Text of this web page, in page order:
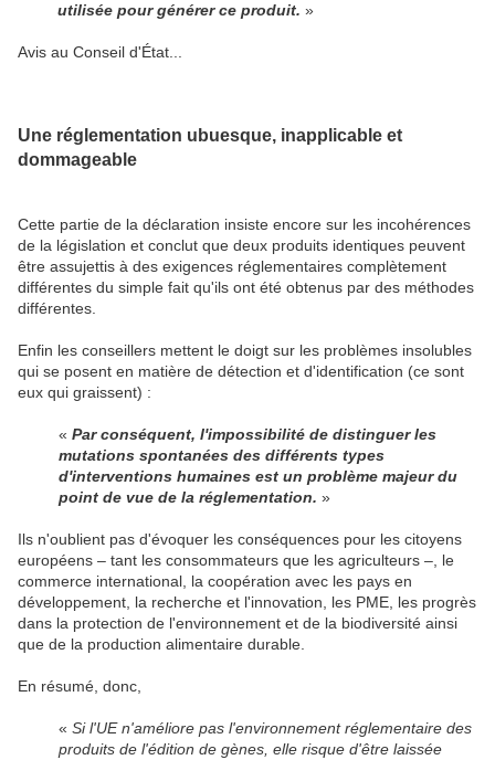
utilisée pour générer ce produit. »
Avis au Conseil d'État...
Une réglementation ubuesque, inapplicable et
dommageable
Cette partie de la déclaration insiste encore sur les incohérences
de la législation et conclut que deux produits identiques peuvent
être assujettis à des exigences réglementaires complètement
différentes du simple fait qu'ils ont été obtenus par des méthodes
différentes.
Enfin les conseillers mettent le doigt sur les problèmes insolubles
qui se posent en matière de détection et d'identification (ce sont
eux qui graissent) :
«Par conséquent, l'impossibilité de distinguer les
mutations spontanées des différents types
d'interventions humaines est un problème majeur du
point de vue de la réglementation. »
Ils n'oublient pas d'évoquer les conséquences pour les citoyens
européens – tant les consommateurs que les agriculteurs –, le
commerce international, la coopération avec les pays en
développement, la recherche et l'innovation, les PME, les progrès
dans la protection de l'environnement et de la biodiversité ainsi
que de la production alimentaire durable.
En résumé, donc,
«Si l'UE n'améliore pas l'environnement réglementaire des
produits de l'édition de gènes, elle risque d'être laissée